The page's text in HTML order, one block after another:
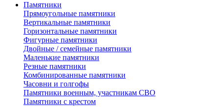
Памятники
Прямоугольные памятники
Вертикальные памятники
Горизонтальные памятники
Фигурные памятники
Двойные / семейные памятники
Маленькие памятники
Резные памятники
Комбинированные памятники
Часовни и голгофы
Памятники военным, участникам СВО
Памятники с крестом